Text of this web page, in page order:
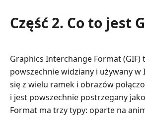
Część 2. Co to jest
Graphics Interchange Format (GIF)
powszechnie widziany i używany w
się z wielu ramek i obrazów
i jest powszechnie postrzegany
Format ma trzy typy: oparte na